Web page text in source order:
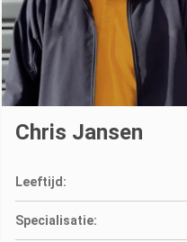
Chris Jansen
Leeftijd:
Specialisatie: